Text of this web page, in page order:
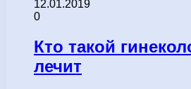
12.01.2019
0
Кто такой
лечит